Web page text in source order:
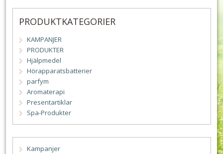
PRODUKTKATEGORIER
KAMPANJER
PRODUKTER
Hjälpmedel
Hörapparatsbatterier
parfym
Aromaterapi
Presentartiklar
Spa-Produkter
Kampanjer